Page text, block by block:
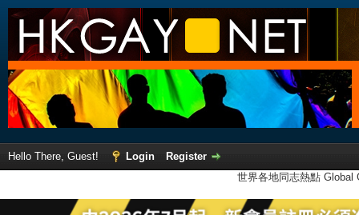
Hello There, Guest! Login
Register
世界各地同志熱點